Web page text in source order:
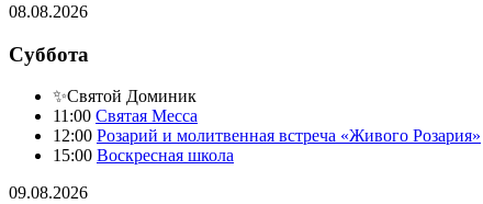
08.08.2026
Суббота
✨Святой Доминик
11:00 Святая Месса
12:00 Розарий и молитвенная встреча «Живого Розария»
15:00 Воскресная школа
09.08.2026